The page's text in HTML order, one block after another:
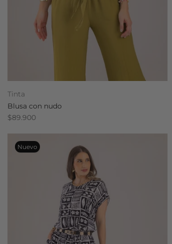
Tinta
Blusa con nudo
$89.900
Nuevo